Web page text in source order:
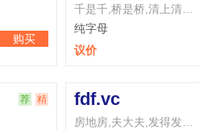
购买
荐 精
千是千,桥是桥,清上清…
纯字母
议价
fdf.vc
房地房,夫大夫,发得发…